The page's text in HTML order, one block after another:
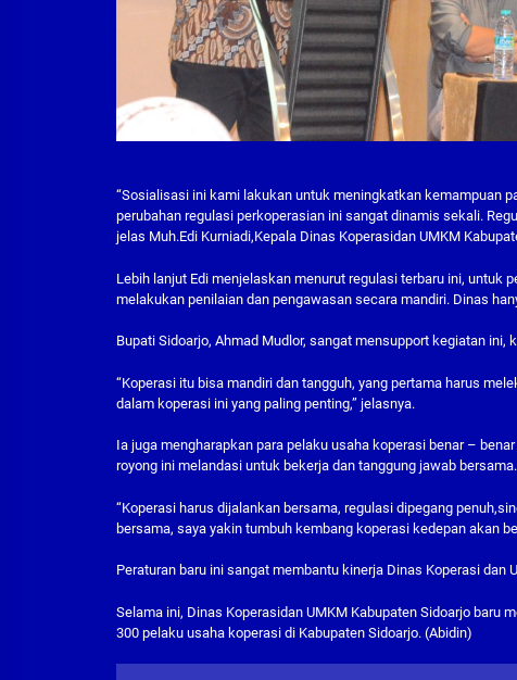
“Sosialisasi ini kami lakukan untuk meningkatkan kemampuan
perubahan regulasi perkoperasian ini sangat dinamis sekali.
jelas Muh.Edi Kurniadi,Kepala Dinas Koperasidan UMKM
Lebih lanjut Edi menjelaskan menurut regulasi terbaru ini, untuk
melakukan penilaian dan pengawasan secara mandiri. Dinas
Bupati Sidoarjo, Ahmad Mudlor, sangat mensupport kegiatan
“Koperasi itu bisa mandiri dan tangguh, yang pertama harus
dalam koperasi ini yang paling penting,” jelasnya.
Ia juga mengharapkan para pelaku usaha koperasi benar –
royong ini melandasi untuk bekerja dan tanggung jawab bersama.
“Koperasi harus dijalankan bersama, regulasi dipegang
bersama, saya yakin tumbuh kembang koperasi kedepan akan
Peraturan baru ini sangat membantu kinerja Dinas Koperasi dan
Selama ini, Dinas Koperasidan UMKM Kabupaten Sidoarjo baru
300 pelaku usaha koperasi di Kabupaten Sidoarjo. (Abidin)